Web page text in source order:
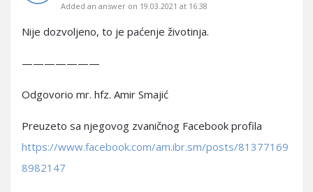
Added an answer on 19.03.2021 at 16:38
Nije dozvoljeno, to je paćenje životinja.
———————
Odgovorio mr. hfz. Amir Smajić
Preuzeto sa njegovog zvaničnog Facebook profila
https://www.facebook.com/am.ibr.sm/posts/81377169
8982147